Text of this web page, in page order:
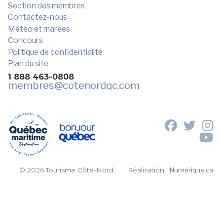
Section des membres
Contactez-nous
Météo et marées
Concours
Politique de confidentialité
Plan du site
1 888 463-0808
membres@cotenordqc.com
© 2026 Tourisme Côte-Nord. Réalisation :Numérique.ca